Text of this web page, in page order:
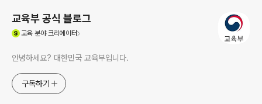
교육부 공식 블로그
교육분야 크리에이터
안녕하세요? 대한민국 교육부입니다.
구독하기